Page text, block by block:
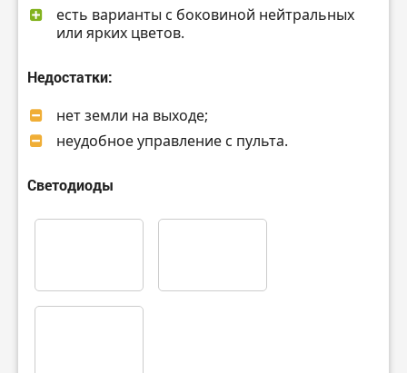
есть варианты с боковиной нейтральных
или ярких цветов.
Недостатки:
нет земли на выходе;
неудобное управление с пульта.
Светодиоды